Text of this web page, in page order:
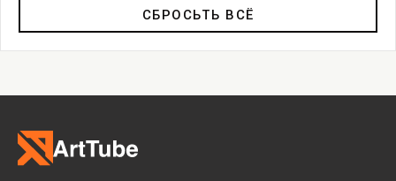
Дискуссия
Пост-релиз
Пресс-конференция
СБРОСЬТЬ ВСЁ